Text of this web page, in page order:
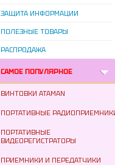
ЗАЩИТА ИНФОРМАЦИИ
ПОЛЕЗНЫЕ ТОВАРЫ
РАСПРОДАЖА
САМОЕ ПОПУЛЯРНОЕ
ВИНТОВКИ ATAMAN
ПОРТАТИВНЫЕ
ПОРТАТИВНЫЕ
ВИДЕОРЕГИСТРАТОРЫ
ПРИЕМНИКИ И ПЕРЕДАТЧИКИ